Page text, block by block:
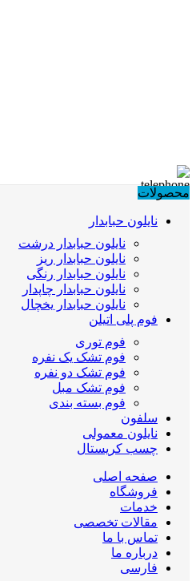
محصولات
نایلون حبابدار
نایلون حبابدار درشت
نایلون حبابدار ریز
نایلون حبابدار رنگی
نایلون حبابدار چاپدار
نایلون حبابدار یخچال
فوم پلی اتیلن
فوم توری
فوم تشک یک نفره
فوم تشک دو نفره
فوم تشک مبل
فوم بسته بندی
سلفون
نایلون معمولی
چسب کریستال
صفحه اصلی
فروشگاه
خدمات
مقالات تخصصی
تماس با ما
درباره ما
فارسی